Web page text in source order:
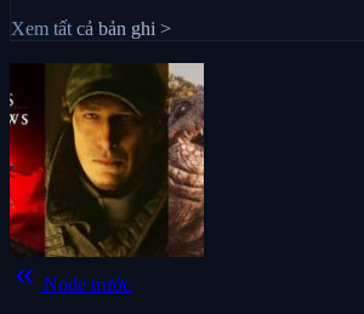
Xem tất cả bản ghi >
keyboard_double_arrow_left Node trước